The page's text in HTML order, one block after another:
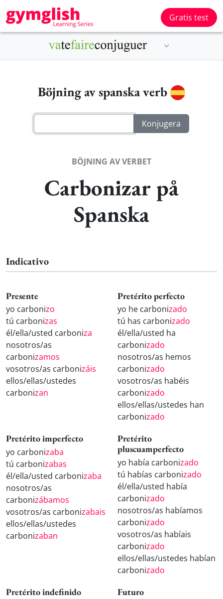
Gratis test
Böjning av spanska verb
BÖJNING AV VERBET
Carbonizar på
Spanska
Indicativo
Presente
yo carbonizo
tú carbonizas
él/ella/usted carboniza
nosotros/as
carbonizamos
vosotros/as carbonizáis
ellos/ellas/ustedes
carbonizan
Pretérito perfecto
yo he carbonizado
tú has carbonizado
él/ella/usted ha
carbonizado
nosotros/as hemos
carbonizado
vosotros/as habéis
carbonizado
ellos/ellas/ustedes han
carbonizado
Pretérito imperfecto
yo carbonizaba
tú carbonizabas
él/ella/usted carbonizaba
nosotros/as
carbonizábamos
vosotros/as carbonizabais
ellos/ellas/ustedes
carbonizaban
Pretérito
pluscuamperfecto
yo había carbonizado
tú habías carbonizado
él/ella/usted había
carbonizado
nosotros/as habíamos
carbonizado
vosotros/as habíais
carbonizado
ellos/ellas/ustedes habían
carbonizado
Pretérito indefinido Futuro